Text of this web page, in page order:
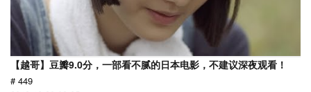
【越哥】豆瓣9.0分，一部看不腻的日本电影，不建议深夜观看！
# 449